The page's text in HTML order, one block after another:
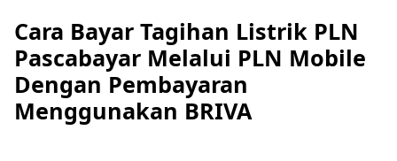
Cara Bayar Tagihan Listrik PLN
Pascabayar Melalui PLN Mobile
Dengan Pembayaran
Menggunakan BRIVA